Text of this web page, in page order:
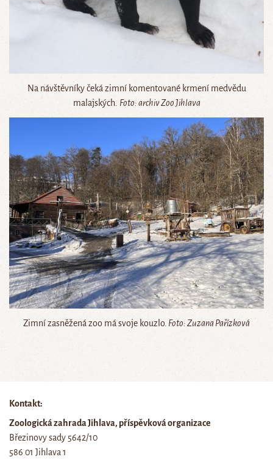
Na návštěvníky čeká zimní komentované krmení medvědu
malajských. Foto: archiv Zoo Jihlava
Zimní zasněžená zoo má svoje kouzlo. Foto: Zuzana Pařízková
Kontakt:
Zoologická zahrada Jihlava, příspěvková organizace
Březinovy sady 5642/10
586 01 Jihlava 1